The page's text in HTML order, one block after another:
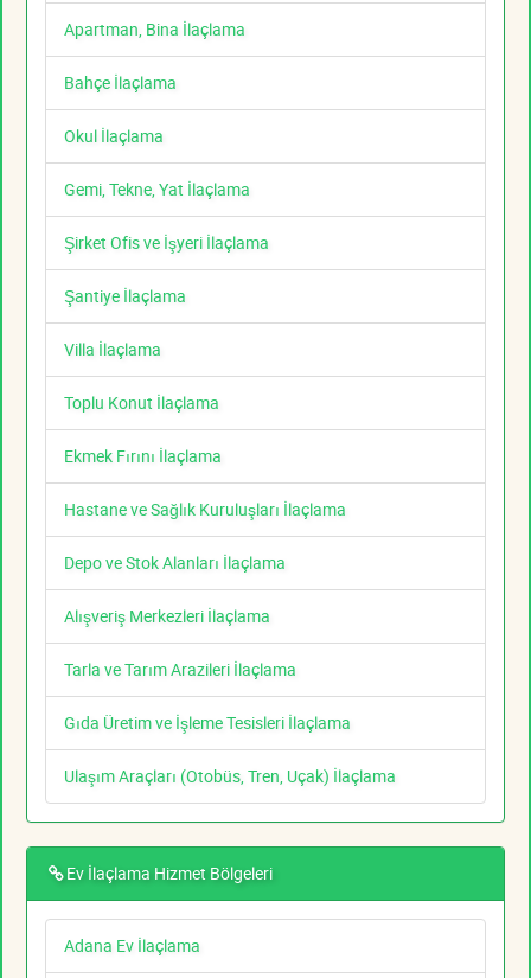
Apartman, Bina İlaçlama
Bahçe İlaçlama
Okul İlaçlama
Gemi, Tekne, Yat İlaçlama
Şirket Ofis ve İşyeri İlaçlama
Şantiye İlaçlama
Villa İlaçlama
Toplu Konut İlaçlama
Ekmek Fırını İlaçlama
Hastane ve Sağlık Kuruluşları İlaçlama
Depo ve Stok Alanları İlaçlama
Alışveriş Merkezleri İlaçlama
Tarla ve Tarım Arazileri İlaçlama
Gıda Üretim ve İşleme Tesisleri İlaçlama
Ulaşım Araçları (Otobüs, Tren, Uçak) İlaçlama
Ev İlaçlama Hizmet Bölgeleri
Adana Ev İlaçlama